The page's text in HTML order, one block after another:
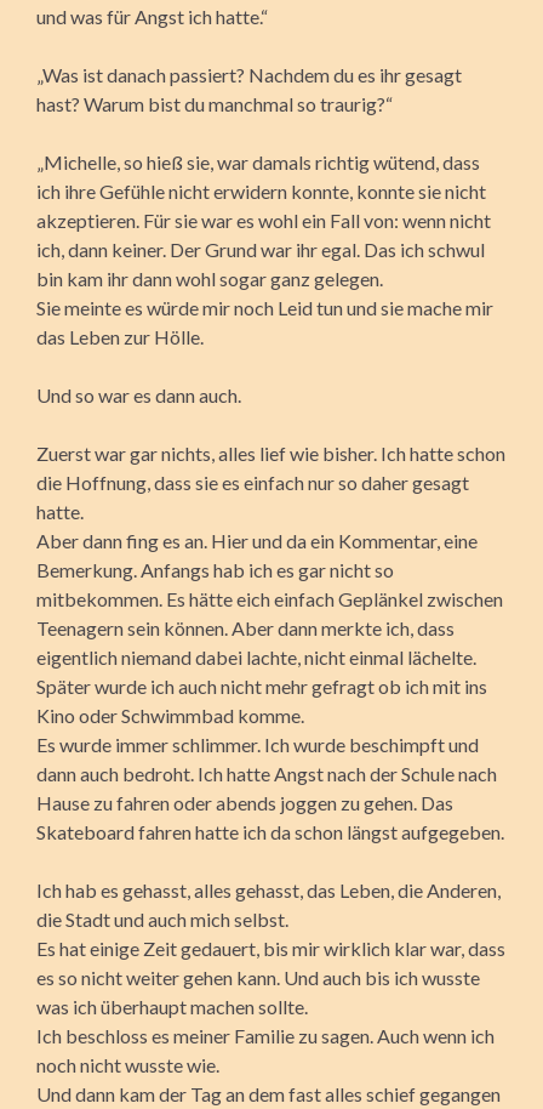
und was für Angst ich hatte.“
„Was ist danach passiert? Nachdem du es ihr gesagt
hast? Warum bist du manchmal so traurig?“
„Michelle, so hieß sie, war damals richtig wütend, dass
ich ihre Gefühle nicht erwidern konnte, konnte sie nicht
akzeptieren. Für sie war es wohl ein Fall von: wenn nicht
ich, dann keiner. Der Grund war ihr egal. Das ich schwul
bin kam ihr dann wohl sogar ganz gelegen.
Sie meinte es würde mir noch Leid tun und sie mache mir
das Leben zur Hölle.
Und so war es dann auch.
Zuerst war gar nichts, alles lief wie bisher. Ich hatte schon
die Hoffnung, dass sie es einfach nur so daher gesagt
hatte.
Aber dann fing es an. Hier und da ein Kommentar, eine
Bemerkung. Anfangs hab ich es gar nicht so
mitbekommen. Es hätte eich einfach Geplänkel zwischen
Teenagern sein können. Aber dann merkte ich, dass
eigentlich niemand dabei lachte, nicht einmal lächelte.
Später wurde ich auch nicht mehr gefragt ob ich mit ins
Kino oder Schwimmbad komme.
Es wurde immer schlimmer. Ich wurde beschimpft und
dann auch bedroht. Ich hatte Angst nach der Schule nach
Hause zu fahren oder abends joggen zu gehen. Das
Skateboard fahren hatte ich da schon längst aufgegeben.
Ich hab es gehasst, alles gehasst, das Leben, die Anderen,
die Stadt und auch mich selbst.
Es hat einige Zeit gedauert, bis mir wirklich klar war, dass
es so nicht weiter gehen kann. Und auch bis ich wusste
was ich überhaupt machen sollte.
Ich beschloss es meiner Familie zu sagen. Auch wenn ich
noch nicht wusste wie.
Und dann kam der Tag an dem fast alles schief gegangen